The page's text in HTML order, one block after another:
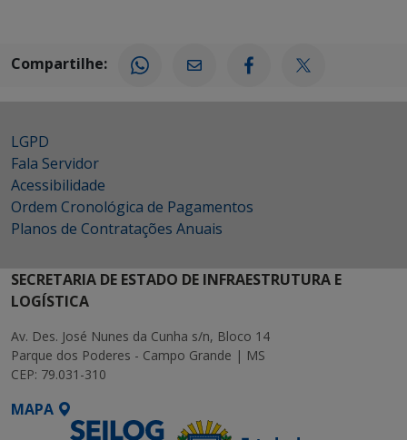
Compartilhe:
LGPD
Fala Servidor
Acessibilidade
Ordem Cronológica de Pagamentos
Planos de Contratações Anuais
SECRETARIA DE ESTADO DE INFRAESTRUTURA E
LOGÍSTICA
Av. Des. José Nunes da Cunha s/n, Bloco 14
Parque dos Poderes - Campo Grande | MS
CEP: 79.031-310
MAPA